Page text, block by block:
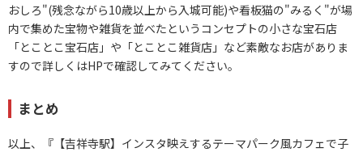
おしろ"(残念ながら10歳以上から入城可能)や看板猫の"みるく"が場
内で集めた宝物や雑貨を並べたというコンセプトの小さな宝石店
「とことこ宝石店」や「とことこ雑貨店」など素敵なお店がありま
すので詳しくはHPで確認してみてください。
まとめ
以上、『【吉祥寺駅】インスタ映えするテーマパーク風カフェで子